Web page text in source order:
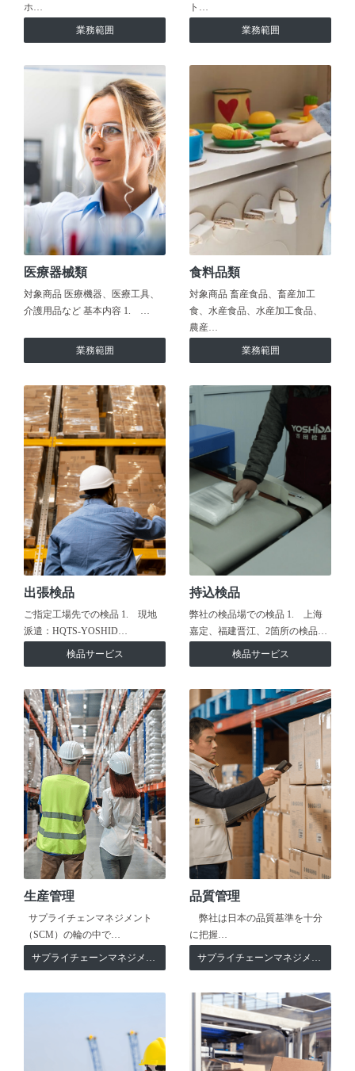
ホ…
業務範囲
ト…
業務範囲
医療器械類
対象商品 医療機器、医療工具、
介護用品など 基本内容 1. …
業務範囲
食料品類
対象商品 畜産食品、畜産加工
食、水産食品、水産加工食品、
農産…
業務範囲
出張検品
ご指定工場先での検品 1. 現地
派遣：HQTS-YOSHID…
検品サービス
持込検品
弊社の検品場での検品 1. 上海
嘉定、福建晋江、2箇所の検品…
検品サービス
生産管理
サプライチェンマネジメント
（SCM）の輪の中で…
サプライチェーンマネジメント
品質管理
弊社は日本の品質基準を十分
に把握…
サプライチェーンマネジメント